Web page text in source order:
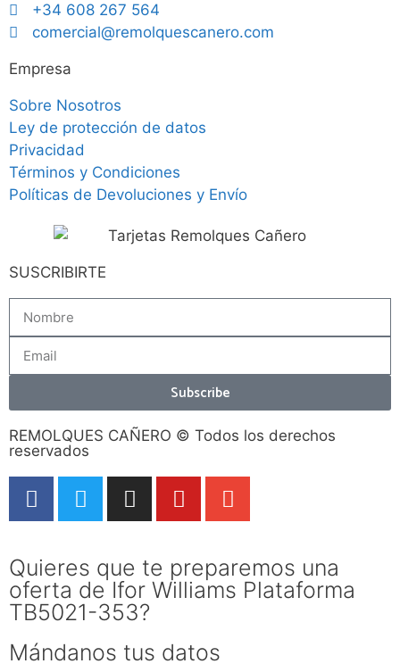
+34 608 267 564
comercial@remolquescanero.com
Empresa
Sobre Nosotros
Ley de protección de datos
Privacidad
Términos y Condiciones
Políticas de Devoluciones y Envío
SUSCRIBIRTE
Subscribe
REMOLQUES CAÑERO © Todos los derechos
reservados
Quieres que te preparemos una
oferta de Ifor Williams Plataforma
TB5021-353?
Mándanos tus datos